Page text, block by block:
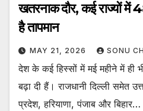
खतरनाक दौर, कई राज्यों में
है तापमान
MAY 21, 2026 SONU
देश के कई हिस्सों में मई महीने में ही
बढ़ा दी हैं। राजधानी दिल्ली समेत
प्रदेश, हरियाणा, पंजाब और बिहार…